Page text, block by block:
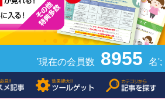
'現在の会員数 8955 名';